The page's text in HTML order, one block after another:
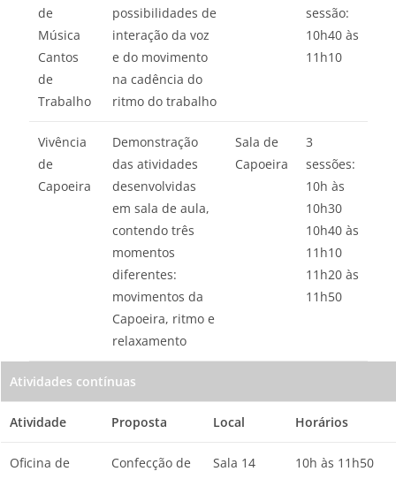
de
Música
Cantos
de
Trabalho
possibilidades de
interação da voz
e do movimento
na cadência do
ritmo do trabalho
sessão:
10h40 às
11h10
Vivência
de
Capoeira
Demonstração
das atividades
desenvolvidas
em sala de aula,
contendo três
momentos
diferentes:
movimentos da
Capoeira, ritmo e
relaxamento
Sala de
Capoeira
3
sessões:
10h às
10h30
10h40 às
11h10
11h20 às
11h50
Atividades contínuas
Atividade Proposta Local Horários
Oficina de
Confecção de
Sala 14 10h às 11h50